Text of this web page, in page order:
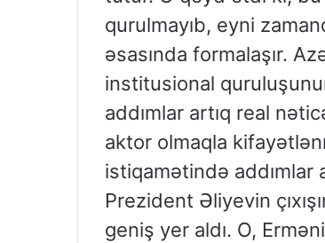
qurulmayıb, eyni
əsasında formalaşır.
institusional
addımlar artıq real
aktor olmaqla
istiqamətində addımlar
Prezident Əliyevin
geniş yer aldı. O,